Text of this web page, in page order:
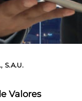
S.A.U.
Valores